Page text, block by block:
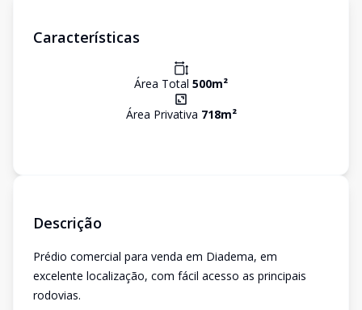
Características
Área Total 500m²
Área Privativa 718m²
Descrição
Prédio comercial para venda em Diadema, em
excelente localização, com fácil acesso as principais
rodovias.